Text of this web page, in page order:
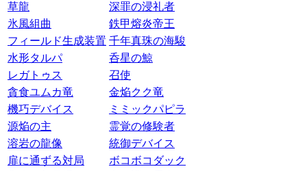
草龍
深罪の浸礼者
氷風組曲
鉄甲熔炎帝王
フィールド生成装置 千年真珠の海駿
水形タルパ
呑星の鯨
レガトゥス
召使
貪食ユムカ竜
金焔クク竜
機巧デバイス
ミミックパピラ
源焔の主
霊覚の修験者
溶岩の龍像
統御デバイス
扉に通ずる対局
ボコボコダック